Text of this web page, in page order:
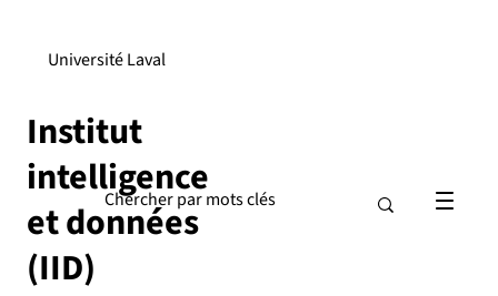
Institut
intelligence
et données
(IID)
Université Laval